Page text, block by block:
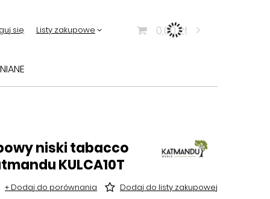
się Listy zakupowe 0,00 zł
niski tabacco
KULCA10T
+ Dodaj do porównania Dodaj do listy zakupowej